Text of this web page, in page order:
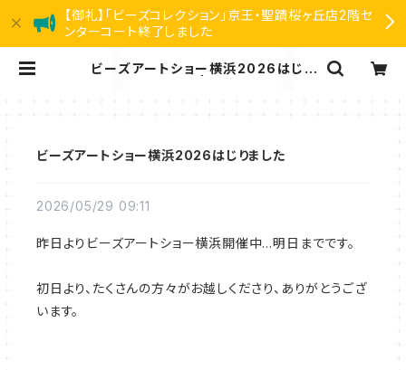
【御礼】「ビーズコレクション」京王・聖蹟桜ヶ丘店2階セ
ンターコート終了しました
ビーズアートショー横浜2026はじり
ビーズアートショー横浜2026はじりました
2026/05/29 09:11
昨日よりビーズアートショー横浜開催中…明日までです。
初日より、たくさんの方々がお越しくださり、ありがとうござ
います。